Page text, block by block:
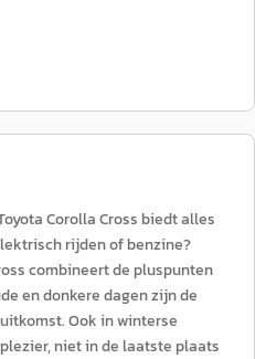
Corolla Cross biedt alles
rijden of benzine?
combineert de pluspunten
en donkere dagen zijn de
Ook in winterse
niet in de laatste plaats